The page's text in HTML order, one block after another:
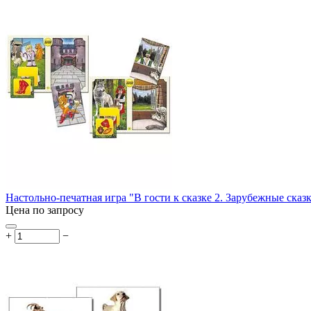
Настольно-печатная игра "В гости к сказке 2. Зарубежные
Цена по запросу
+ −